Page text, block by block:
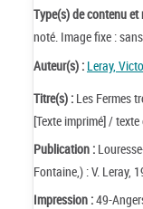
Type(s) de contenu
noté. Image fixe :
Auteur(s) : Leray,
Titre(s) : Les Fermes
[Texte imprimé] /
Publication :
Fontaine,) : V. Leray,
Impression :49-